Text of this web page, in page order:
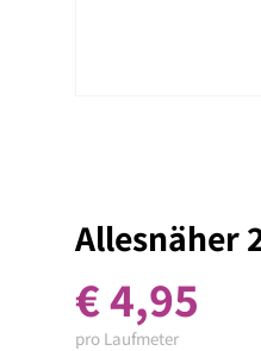
Allesnäher
€4,95
pro Laufmeter